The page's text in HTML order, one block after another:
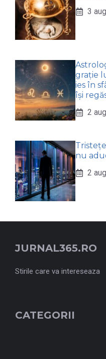
3
grație
ies în
își
2
nu
2
JURNAL365.RO
Stirile care va intereseaza
CATEGORII